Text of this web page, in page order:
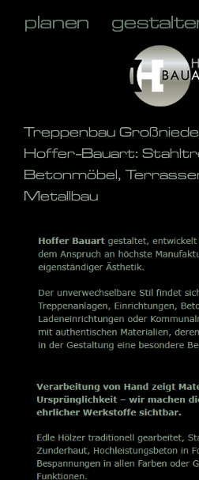
Treppenbau
Hoffer-Bauart:
Betonmöbel,
Metallbau